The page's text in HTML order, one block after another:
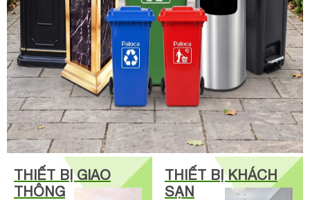
THIẾT BỊ GIAO
THÔNG
THIẾT BỊ KHÁCH
SẠN